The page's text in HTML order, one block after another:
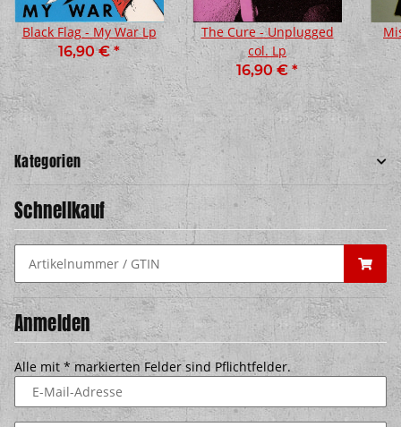
Black Flag - My War Lp
16,90 €*
The Cure - Unplugged
col. Lp
16,90 €*
Kategorien
Schnellkauf
Anmelden
Alle mit *markierten Felder sind Pflichtfelder.
E-Mail-Adresse